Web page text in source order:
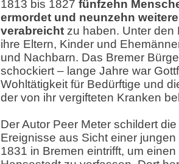
1813 bis 1827 fünfzehn
ermordet und neunzehn
verabreicht zu haben. Unter den
ihre Eltern, Kinder und
und Nachbarn. Das Bremer
schockiert – lange Jahre war
Wohltätigkeit für Bedürftige und
der von ihr vergifteten Kranken
Der Autor Peer Meter schildert
Ereignisse aus Sicht einer
1831 in Bremen eintrifft, um